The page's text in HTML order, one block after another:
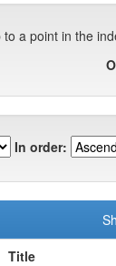
to a point in the
In order:
Title